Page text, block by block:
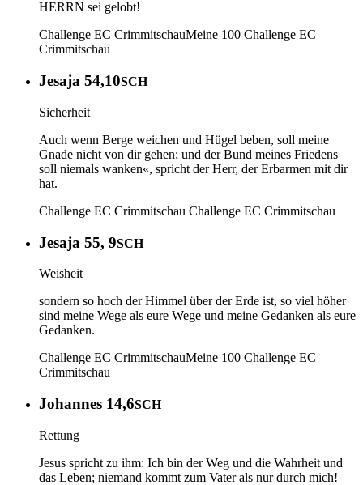
HERRN sei gelobt!
Challenge EC CrimmitschauMeine 100 Challenge EC
Crimmitschau
Jesaja 54,10SCH
Sicherheit
Auch wenn Berge weichen und Hügel beben, soll meine
Gnade nicht von dir gehen; und der Bund meines Friedens
soll niemals wanken«, spricht der Herr, der Erbarmen mit dir
hat.
Challenge EC Crimmitschau Challenge EC Crimmitschau
Jesaja 55, 9SCH
Weisheit
sondern so hoch der Himmel über der Erde ist, so viel höher
sind meine Wege als eure Wege und meine Gedanken als eure
Gedanken.
Challenge EC CrimmitschauMeine 100 Challenge EC
Crimmitschau
Johannes 14,6SCH
Rettung
Jesus spricht zu ihm: Ich bin der Weg und die Wahrheit und
das Leben; niemand kommt zum Vater als nur durch mich!